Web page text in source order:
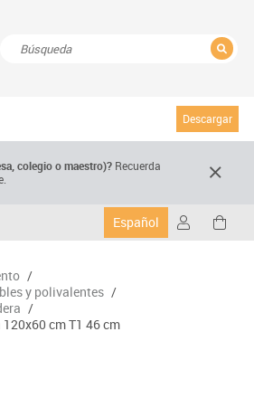
Descargar
colegio o maestro)? Recuerda
Español
/
y polivalentes /
/
cm T1 46 cm